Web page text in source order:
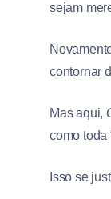
sejam
contornar
Mas aqui,
como toda
Isso se